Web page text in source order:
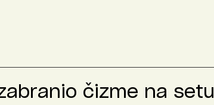
čizme na setu